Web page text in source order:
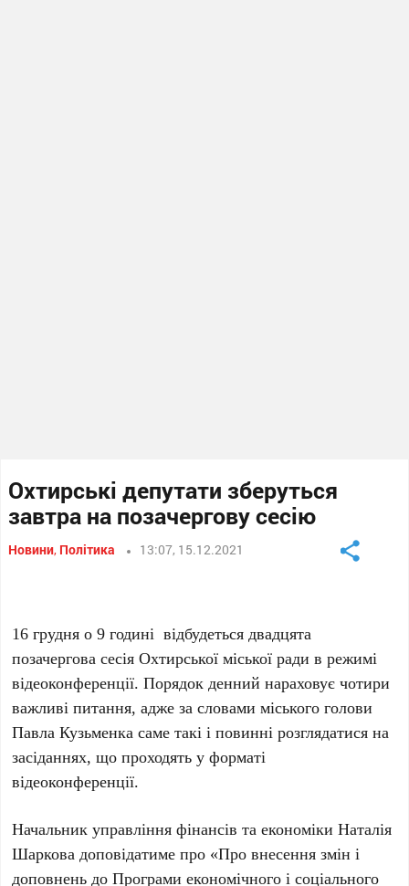
Охтирські депутати зберуться
завтра на позачергову сесію
Новини, Політика 13:07, 15.12.2021
16 грудня о 9 годині відбудеться двадцята
позачергова сесія Охтирської міської ради в режимі
відеоконференції. Порядок денний нараховує чотири
важливі питання, адже за словами міського голови
Павла Кузьменка саме такі і повинні розглядатися на
засіданнях, що проходять у форматі
відеоконференції.
Начальник управління фінансів та економіки Наталія
Шаркова доповідатиме про «Про внесення змін і
доповнень до Програми економічного і соціального